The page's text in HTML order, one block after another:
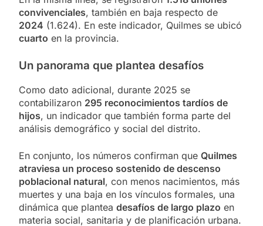
convivenciales, también en baja respecto de
2024 (1.624). En este indicador, Quilmes se ubicó
cuarto en la provincia.
Un panorama que plantea desafíos
Como dato adicional, durante 2025 se
contabilizaron 295 reconocimientos tardíos de
hijos, un indicador que también forma parte del
análisis demográfico y social del distrito.
En conjunto, los números confirman que Quilmes
atraviesa un proceso sostenido de descenso
poblacional natural, con menos nacimientos, más
muertes y una baja en los vínculos formales, una
dinámica que plantea desafíos de largo plazo en
materia social, sanitaria y de planificación urbana.